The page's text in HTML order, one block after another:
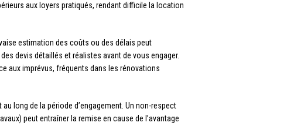
aux loyers pratiqués, rendant difficile la location
estimation des coûts ou des délais peut
devis détaillés et réalistes avant de vous engager.
aux imprévus, fréquents dans les rénovations
long de la période d’engagement. Un non-respect
peut entraîner la remise en cause de l’avantage